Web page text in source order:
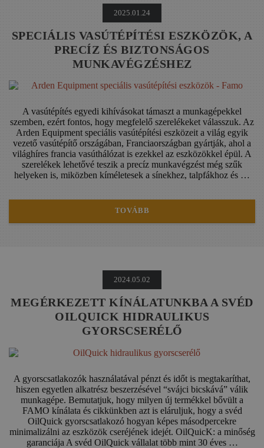
2025.01.24
SPECIÁLIS VASÚTÉPÍTÉSI ESZKÖZÖK, A
PRECÍZ ÉS BIZTONSÁGOS
MUNKAVÉGZÉSHEZ
A vasútépítés egyedi kihívásokat támaszt a munkagépekkel
szemben, ezért fontos, hogy megfelelő szerelékeket válasszuk. Az
Arden Equipment speciális vasútépítési eszközeit a világ egyik
vezető vasútépítő országában, Franciaországban gyártják, ahol a
világhíres francia vasúthálózat is ezekkel az eszközökkel épül. A
szerelékek lehetővé teszik a precíz munkavégzést még szűk
helyeken is, miközben kíméletesek a sínekhez, talpfákhoz és …
TOVÁBB
2024.05.02
MEGÉRKEZETT KÍNÁLATUNKBA A SVÉD
OILQUICK HIDRAULIKUS
GYORSCSERÉLŐ
A gyorscsatlakozók használatával pénzt és időt is megtakaríthat,
hiszen egyetlen alkatrész beszerzésével “svájci bicskává” válik
munkagépe. Bemutatjuk, hogy milyen új termékkel bővült a
FAMO kínálata és cikkünkben azt is eláruljuk, hogy a svéd
OilQuick gyorscsatlakozó hogyan képes másodpercekre
minimalizálni az eszközök cseréjének idejét. OilQuicK: a minőség
garanciája A svéd OilQuick vállalat több mint 30 éves …